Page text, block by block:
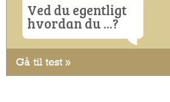
Ved du egentligt
hvordan du ...?
Gå til test »